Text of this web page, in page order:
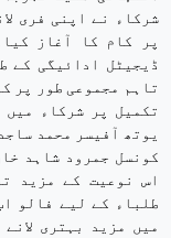
شرکاء نے اپنی فری
پر کام کا آغاز
ڈیجیٹل ادائیگی کے
تاہم مجموعی طور پر
تکمیل پر شرکاء
کونسل جمرود شاہد
اس نوعیت کے مزید
طلباء کے لیے فالو
میں مزید بہتری